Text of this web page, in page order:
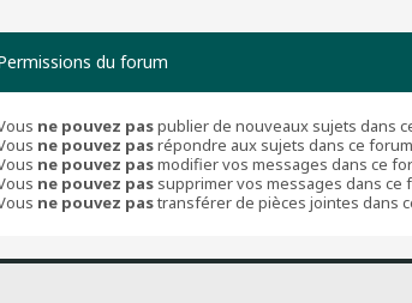
du forum
ne pouvez paspublier de nouveaux sujets dans
ne pouvez pasrépondre aux sujets dans ce forum
ne pouvez pasmodifier vos messages dans ce
ne pouvez pas supprimer vos messages dans ce
ne pouvez pastransférer de pièces jointes dans